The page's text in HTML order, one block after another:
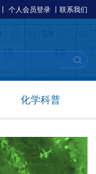
丨 个人会员登录 丨 联系我们
化学科普